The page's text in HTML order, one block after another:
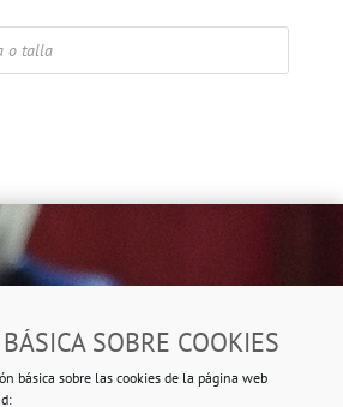
SOBRE COOKIES
básica sobre las cookies de la página web
de Usera
posterior, local 3 – 28041 Madrid